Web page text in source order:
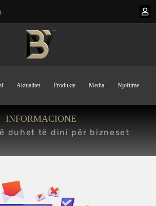
Aktualitet Produkte Media Njoftime
INFORMACIONE
duhet të dini për bizneset